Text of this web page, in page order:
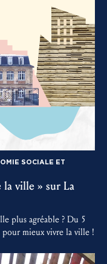
SOCIALE ET
ville » sur La
plus agréable ? Du 5
mieux vivre la ville !